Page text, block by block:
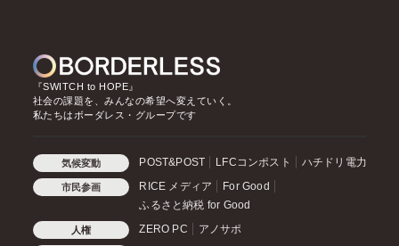
『SWITCH to HOPE』
社会の課題を、みんなの希望へ変えていく。
私たちはボーダレス・グループです
気候変動 POST&POST LFCコンポスト ハチドリ電力
市民参画 RICE メディア
For Good
ふるさと納税 for Good
人権 ZERO PC アノサポ